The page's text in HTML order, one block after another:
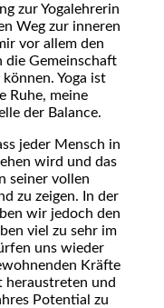
zur Yogalehrerin
Weg zur inneren
vor allem den
die Gemeinschaft
Yoga ist
Ruhe, meine
der Balance.
jeder Mensch in
wird und das
seiner vollen
zu zeigen. In der
wir jedoch den
viel zu sehr im
uns wieder
Kräfte
heraustreten und
Potential zu